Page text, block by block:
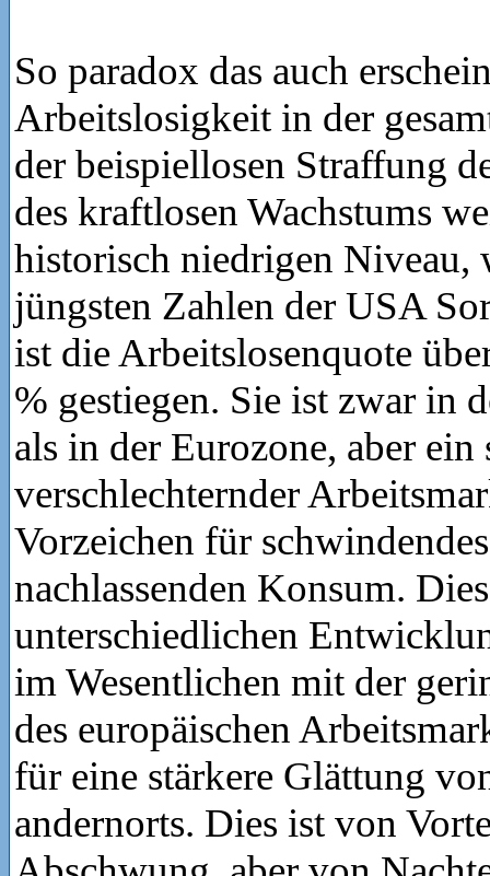
So paradox das auch
Arbeitslosigkeit in der
der beispiellosen Straffung
des kraftlosen Wachstums
historisch niedrigen Niveau,
jüngsten Zahlen der USA
ist die Arbeitslosenquote
% gestiegen. Sie ist zwar in
als in der Eurozone, aber ein
verschlechternder
Vorzeichen für
nachlassenden Konsum.
unterschiedlichen
im Wesentlichen mit der
des europäischen
für eine stärkere Glättung
andernorts. Dies ist von